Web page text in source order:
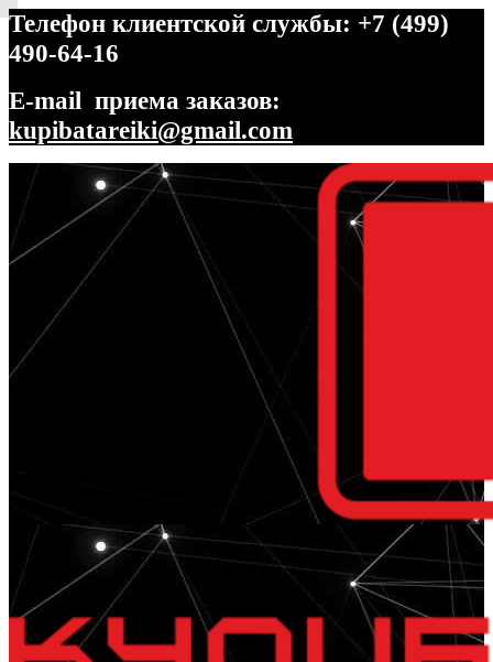
Телефон клиентской службы: +7 (499)
490-64-16
E-mail приема заказов:
kupibatareiki@gmail.com
Перейти
навигации
Перейти
содержимому